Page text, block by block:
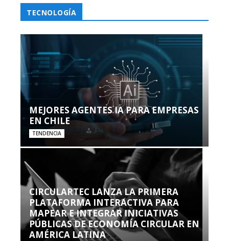
TECNOLOGÍA
MEJORES AGENTES IA PARA EMPRESAS
EN CHILE
TENDENCIA
CIRCULARTEC LANZA LA PRIMERA
PLATAFORMA INTERACTIVA PARA
MAPEAR E INTEGRAR INICIATIVAS
PÚBLICAS DE ECONOMÍA CIRCULAR EN
AMÉRICA LATINA